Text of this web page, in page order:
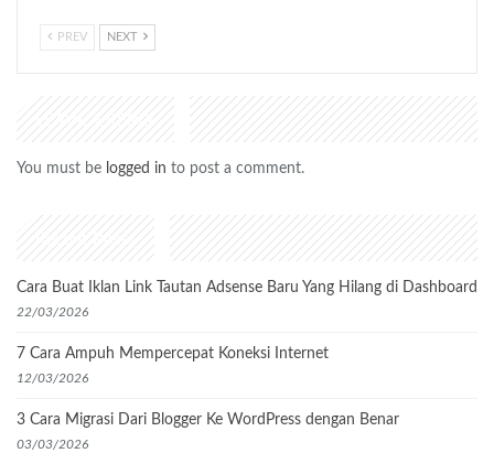
PREV NEXT
LEAVE A REPLY
You must be logged in to post a comment.
Recent Posts
Cara Buat Iklan Link Tautan Adsense Baru Yang Hilang di Dashboard
22/03/2026
7 Cara Ampuh Mempercepat Koneksi Internet
12/03/2026
3 Cara Migrasi Dari Blogger Ke WordPress dengan Benar
03/03/2026